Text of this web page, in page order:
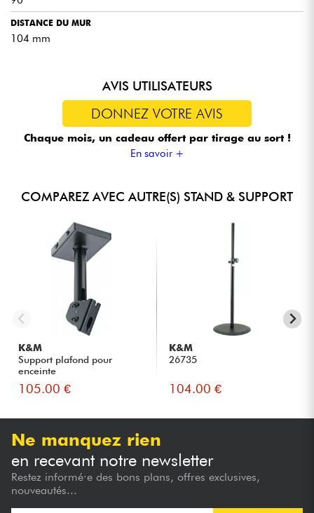
DISTANCE DU MUR
104 mm
AVIS UTILISATEURS
DONNEZ VOTRE AVIS
Chaque mois, un cadeau offert par tirage au sort !
En savoir +
COMPAREZ AVEC AUTRE(S) STAND & SUPPORT
K&M
Support plafond pour
enceinte
105.00 €
K&M
26735
104.00 €
Ne manquez rien
en recevant notre newsletter
Restez informé·e des bons plans, offres exclusives,
nouveautés...